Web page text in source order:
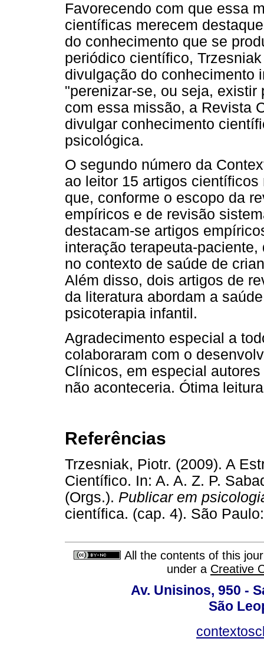
Favorecendo com que essa
científicas merecem
do conhecimento que se
periódico científico,
divulgação do conhecimento
"perenizar-se, ou seja, existir
com essa missão, a Revista
divulgar conhecimento
psicológica.
O segundo número da
ao leitor 15 artigos
que, conforme o escopo da
empíricos e de revisão
destacam-se artigos
interação terapeuta-
no contexto de saúde de
Além disso, dois artigos de
da literatura abordam a
psicoterapia infantil.
Agradecimento especial a
colaboraram com o
Clínicos, em especial
não aconteceria. Ótima
Referências
Trzesniak, Piotr. (2009). A
Científico. In: A. A. Z. P.
(Orgs.). Publicar em
científica. (cap. 4). São
All the contents of this
under a Creative
Av. Unisinos, 950 -
São